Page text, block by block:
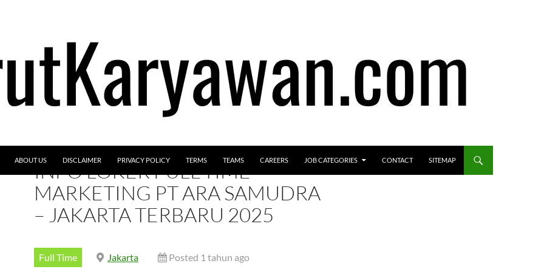
ABOUT US DISCLAIMER PRIVACY POLICY TERMS TEAMS CAREERS JOB CATEGORIES CONTACT SITEMAP
INFO LOKER FULL-TIME –
MARKETING PT ARA SAMUDRA
– JAKARTA TERBARU 2025
Full Time Jakarta
Posted 1 tahun ago